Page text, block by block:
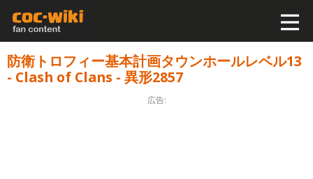
防衛トロフィー基本計画タウンホールレベル13
- Clash of Clans - 異形2857
広告: